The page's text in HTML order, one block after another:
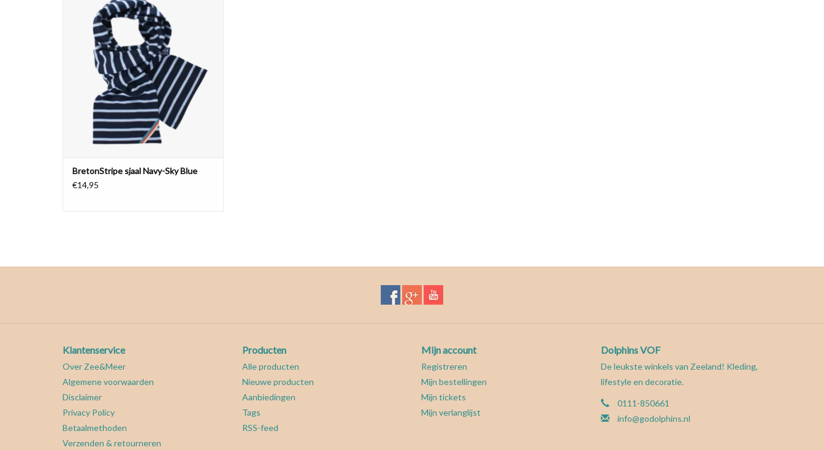
kleurcombinaties. Van 100% zachte katoen,
eerlijk geproduceerd. De klassieke
maritieme streep in diverse kleuren. Kies je
favoriet!
TOEVOEGEN AAN WINKELWAGEN
BretonStripe sjaal Navy-Sky Blue
€14,95
Klantenservice
Over Zee&Meer
Algemene voorwaarden
Disclaimer
Privacy Policy
Betaalmethoden
Verzenden & retourneren
Producten
Alle producten
Nieuwe producten
Aanbiedingen
Tags
RSS-feed
Mijn account
Registreren
Mijn bestellingen
Mijn tickets
Mijn verlanglijst
Dolphins VOF
De leukste winkels van Zeeland! Kleding,
lifestyle en decoratie.
0111-850661
info@godolphins.nl